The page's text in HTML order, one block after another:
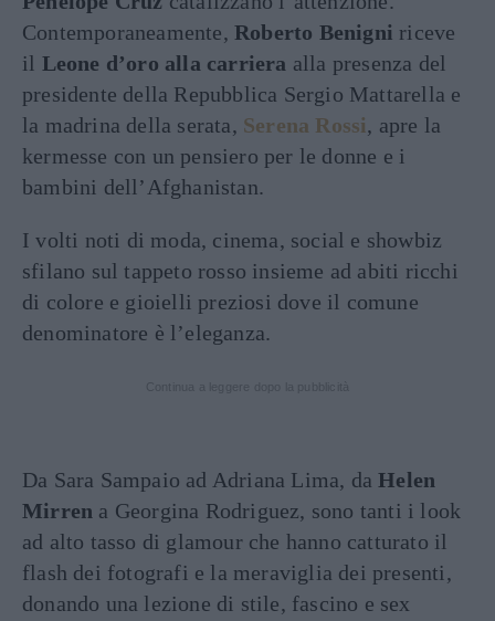
Contemporaneamente, Roberto Benigni riceve
il Leone d’oro alla carriera alla presenza del
presidente della Repubblica Sergio Mattarella e
la madrina della serata, Serena Rossi, apre la
kermesse con un pensiero per le donne e i
bambini dell’Afghanistan.
I volti noti di moda, cinema, social e showbiz
sfilano sul tappeto rosso insieme ad abiti ricchi
di colore e gioielli preziosi dove il comune
denominatore è l’eleganza.
Da Sara Sampaio ad Adriana Lima, daHelen
Mirren a Georgina Rodriguez, sono tanti i look
ad alto tasso di glamour che hanno catturato il
flash dei fotografi e la meraviglia dei presenti,
donando una lezione di stile, fascino e sex